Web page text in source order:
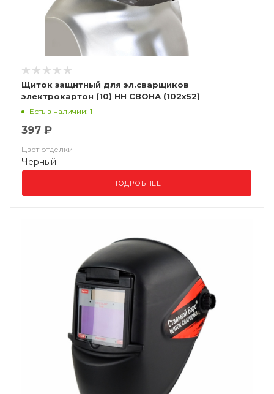
Щиток защитный для эл.сварщиков
электрокартон (10) НН СВОНА (102х52)
(Смакотин)
Есть в наличии: 1
397 ₽
Цвет отделки
Черный
ПОДРОБНЕЕ